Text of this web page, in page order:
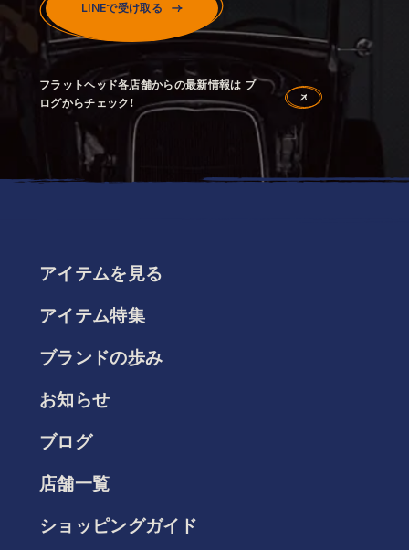
LINEで受け取る
フラットヘッド各店舗からの最新情報は ブ
ログからチェック！
アイテムを見る
アイテム特集
ブランドの歩み
お知らせ
ブログ
店舗一覧
ショッピングガイド